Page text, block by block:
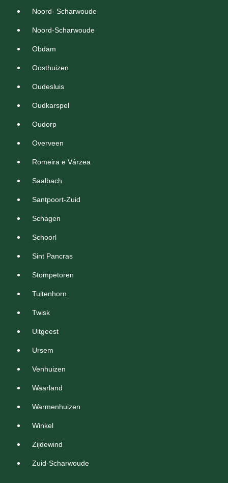
Noord- Scharwoude
Noord-Scharwoude
Obdam
Oosthuizen
Oudesluis
Oudkarspel
Oudorp
Overveen
Romeira e Várzea
Saalbach
Santpoort-Zuid
Schagen
Schoorl
Sint Pancras
Stompetoren
Tuitenhorn
Twisk
Uitgeest
Ursem
Venhuizen
Waarland
Warmenhuizen
Winkel
Zijdewind
Zuid-Scharwoude